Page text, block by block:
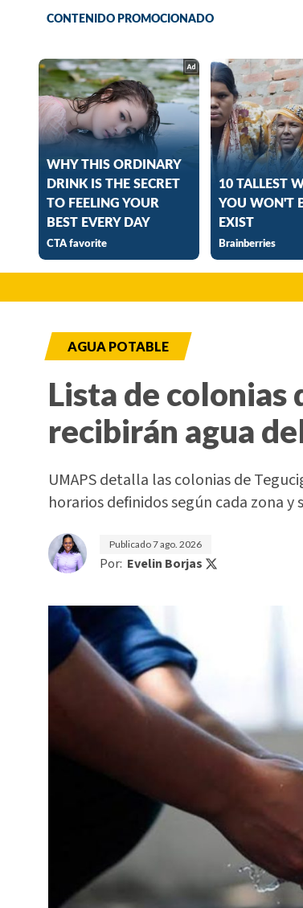
AGUA POTABLE
Lista de colonias
recibirán agua
UMAPS detalla las colonias de
horarios definidos según cada zona
Publicado7 ago. 2026
Por: Evelin Borjas